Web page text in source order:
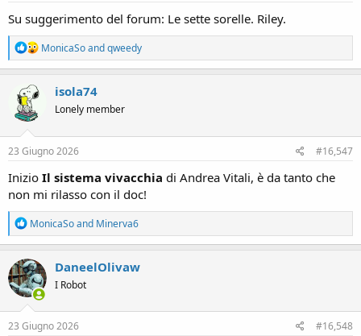
Su suggerimento del forum: Le sette sorelle. Riley.
R
e
a
n
s
MonicaSoandqweedy
isola74
Lonely member
23 Giugno 2026 #16,547
Inizio Il sistema vivacchia di Andrea Vitali, è da tanto che
non mi rilasso con il doc!
R
e
a
c
t
i
o
n
s
MonicaSoand Minerva6
DaneelOlivaw
I Robot
23 Giugno 2026 #16,548